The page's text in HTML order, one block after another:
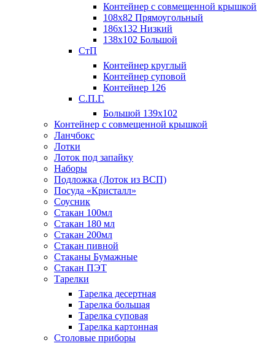
Контейнер с совмещенной крышкой
108х82 Прямоугольный
186х132 Низкий
138х102 Большой
СтП
Контейнер круглый
Контейнер суповой
Контейнер 126
С.П.Г.
Большой 139х102
Контейнер с совмещенной крышкой
Ланчбокс
Лотки
Лоток под запайку
Наборы
Подложка (Лоток из ВСП)
Посуда «Кристалл»
Соусник
Стакан 100мл
Стакан 180 мл
Стакан 200мл
Стакан пивной
Стаканы Бумажные
Стакан ПЭТ
Тарелки
Тарелка десертная
Тарелка большая
Тарелка суповая
Тарелка картонная
Столовые приборы